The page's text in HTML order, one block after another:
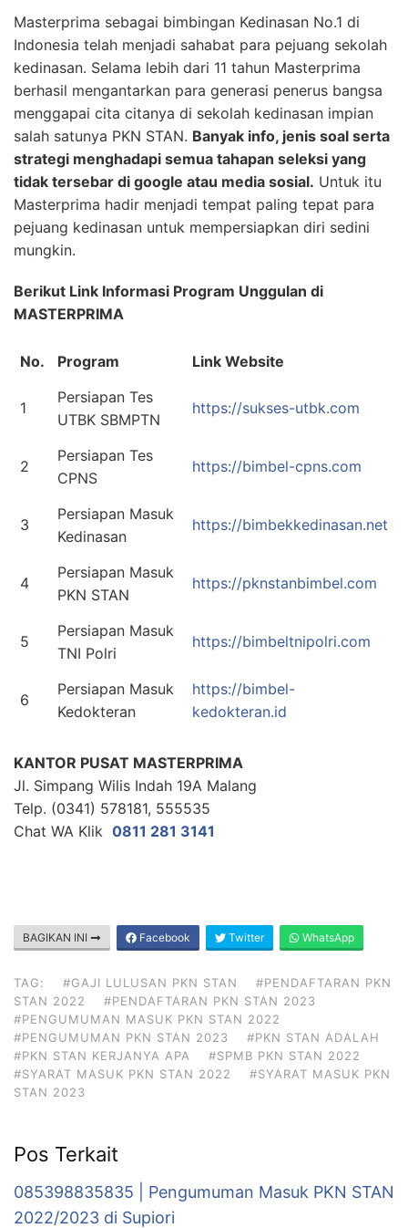
Masterprima sebagai bimbingan Kedinasan No.1 di
Indonesia telah menjadi sahabat para pejuang sekolah
kedinasan. Selama lebih dari 11 tahun Masterprima
berhasil mengantarkan para generasi penerus bangsa
menggapai cita citanya di sekolah kedinasan impian
salah satunya PKN STAN. Banyak info, jenis soal serta
strategi menghadapi semua tahapan seleksi yang
tidak tersebar di google atau media sosial. Untuk itu
Masterprima hadir menjadi tempat paling tepat para
pejuang kedinasan untuk mempersiapkan diri sedini
mungkin.
Berikut Link Informasi Program Unggulan di
MASTERPRIMA
No. Program Link Website
1
Persiapan Tes
UTBK SBMPTN
https://sukses-utbk.com
2
Persiapan Tes
CPNS
https://bimbel-cpns.com
3
Persiapan Masuk
Kedinasan
https://bimbekkedinasan.net
4
Persiapan Masuk
PKN STAN
https://pknstanbimbel.com
5
Persiapan Masuk
TNI Polri
https://bimbeltnipolri.com
6
Persiapan Masuk
Kedokteran
https://bimbel-
kedokteran.id
KANTOR PUSAT MASTERPRIMA
Jl. Simpang Wilis Indah 19A Malang
Telp. (0341) 578181, 555535
Chat WA Klik 0811 281 3141
BAGIKAN INI Facebook Twitter WhatsApp
TAG: #GAJI LULUSAN PKN STAN
#PENDAFTARAN PKN
STAN 2022
#PENDAFTARAN PKN STAN 2023
#PENGUMUMAN MASUK PKN STAN 2022
#PENGUMUMAN PKN STAN 2023
#PKN STAN ADALAH
#PKN STAN KERJANYA APA
#SPMB PKN STAN 2022
#SYARAT MASUK PKN STAN 2022
#SYARAT MASUK PKN
STAN 2023
Pos Terkait
085398835835 | Pengumuman Masuk PKN STAN
2022/2023 di Supiori